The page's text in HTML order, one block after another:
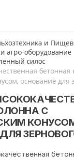
и
агро-оборудование
силос
бетонная
основание для
С